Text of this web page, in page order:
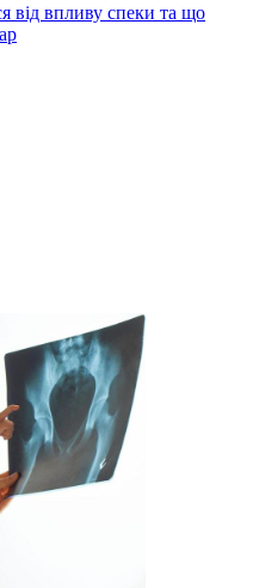
від впливу спеки та що